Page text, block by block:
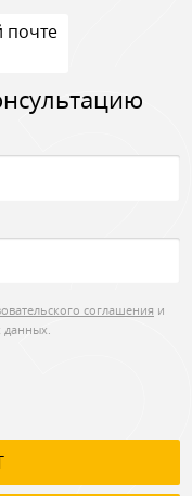
почте
соглашения и
данных.